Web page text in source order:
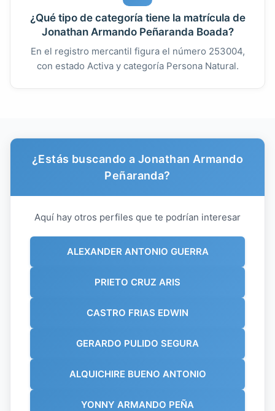
¿Qué tipo de categoría tiene la matrícula de
Jonathan Armando Peñaranda Boada?
En el registro mercantil figura el número 253004,
con estado Activa y categoría Persona Natural.
¿Estás buscando a Jonathan Armando
Peñaranda?
Aquí hay otros perfiles que te podrían interesar
ALEXANDER ANTONIO GUERRA
PRIETO CRUZ ARIS
CASTRO FRIAS EDWIN
GERARDO PULIDO SEGURA
ALQUICHIRE BUENO ANTONIO
YONNY ARMANDO PEÑA